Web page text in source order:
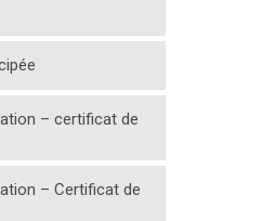
– certificat de
– Certificat de